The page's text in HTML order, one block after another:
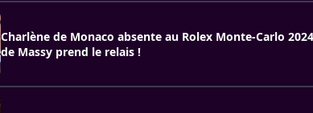
Charlène de Monaco absente au Rolex Monte-Carlo
de Massy prend le relais !